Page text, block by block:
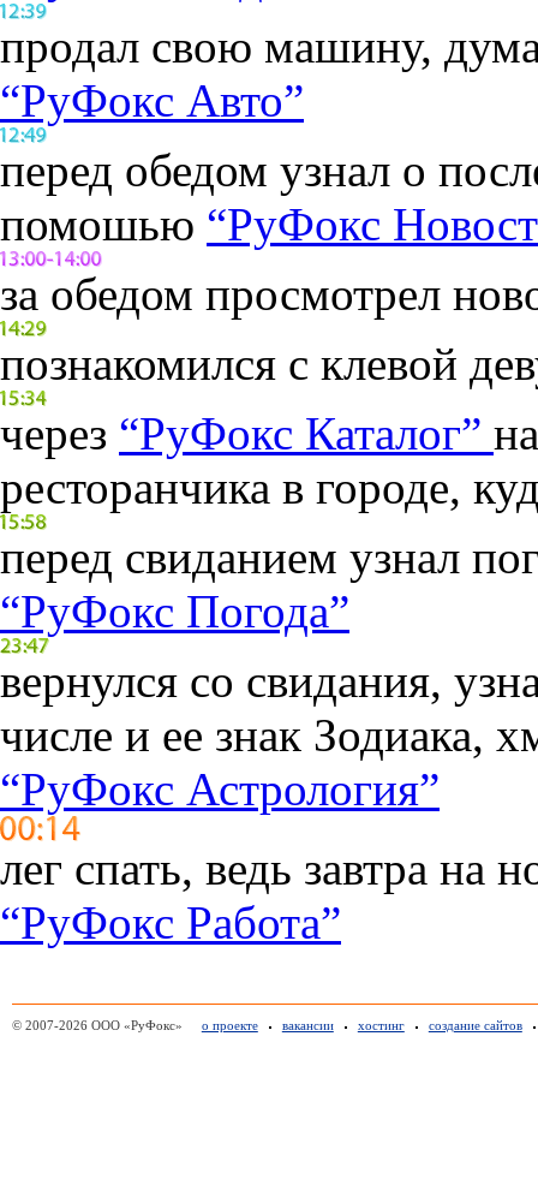
продал свою машину,
“РуФокс Авто”
перед обедом узнал о
помошью “РуФокс
за обедом просмотрел
познакомился с клевой
через “РуФокс Каталог”
ресторанчика в городе,
перед свиданием узнал
“РуФокс Погода”
вернулся со свидания,
числе и ее знак Зодиака,
“РуФокс Астрология”
лег спать, ведь завтра на
“РуФокс Работа”
© 2007-2026 ООО «РуФокс» о проекте вакансии хостинг создание сайтов